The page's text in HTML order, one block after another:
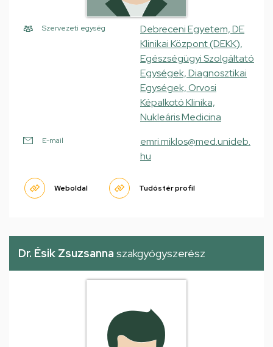
Szervezeti egység
Debreceni Egyetem, DE
Klinikai Központ (DEKK),
Egészségügyi Szolgáltató
Egységek, Diagnosztikai
Egységek, Orvosi
Képalkotó Klinika,
Nukleáris Medicina
E-mail
emri.miklos@med.unideb.
hu
Weboldal Tudóstér profil
Dr. Ésik Zsuzsanna szakgyógyszerész